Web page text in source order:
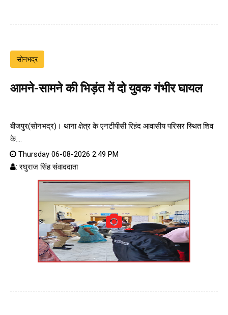
सोनभद्र
आमने-सामने की भिड़ंत में दो युवक गंभीर घायल
बीजपुर(सोनभद्र)। थाना क्षेत्र के एनटीपीसी रिहंद आवासीय परिसर स्थित शिव
के....
Thursday 06-08-2026 2:49 PM
: रघुराज सिंह संवाददाता